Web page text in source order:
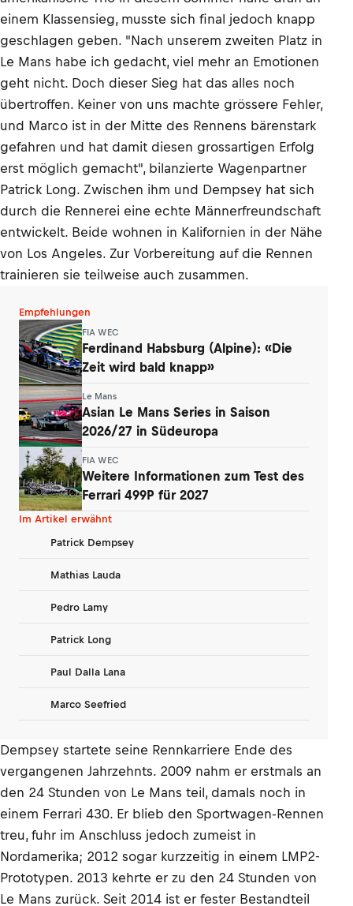
einem Klassensieg, musste sich final jedoch knapp
geschlagen geben. "Nach unserem zweiten Platz in
Le Mans habe ich gedacht, viel mehr an Emotionen
geht nicht. Doch dieser Sieg hat das alles noch
übertroffen. Keiner von uns machte grössere Fehler,
und Marco ist in der Mitte des Rennens bärenstark
gefahren und hat damit diesen grossartigen Erfolg
erst möglich gemacht", bilanzierte Wagenpartner
Patrick Long. Zwischen ihm und Dempsey hat sich
durch die Rennerei eine echte Männerfreundschaft
entwickelt. Beide wohnen in Kalifornien in der Nähe
von Los Angeles. Zur Vorbereitung auf die Rennen
trainieren sie teilweise auch zusammen.
Empfehlungen
FIA WEC
Ferdinand Habsburg (Alpine): «Die
Zeit wird bald knapp»
Le Mans
Asian Le Mans Series in Saison
2026/27 in Südeuropa
FIA WEC
Weitere Informationen zum Test des
Ferrari 499P für 2027
Im Artikel erwähnt
Patrick Dempsey
Mathias Lauda
Pedro Lamy
Patrick Long
Paul Dalla Lana
Marco Seefried
Dempsey startete seine Rennkarriere Ende des
vergangenen Jahrzehnts. 2009 nahm er erstmals an
den 24 Stunden von Le Mans teil, damals noch in
einem Ferrari 430. Er blieb den Sportwagen-Rennen
treu, fuhr im Anschluss jedoch zumeist in
Nordamerika; 2012 sogar kurzzeitig in einem LMP2-
Prototypen. 2013 kehrte er zu den 24 Stunden von
Le Mans zurück. Seit 2014 ist er fester Bestandteil